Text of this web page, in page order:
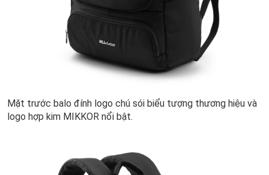
Mặt trước balo đính logo chú sói biểu tượng thương hiệu và
logo hợp kim MIKKOR nổi bật.